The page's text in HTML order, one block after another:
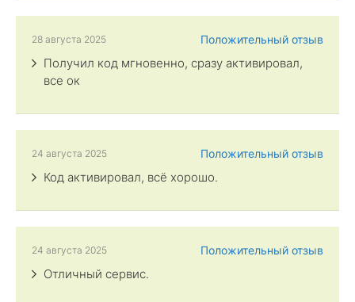
Положительный отзыв
28 августа 2025
Получил код мгновенно, сразу активировал,
все ок
Положительный отзыв
24 августа 2025
Код активировал, всё хорошо.
Положительный отзыв
24 августа 2025
Отличный сервис.